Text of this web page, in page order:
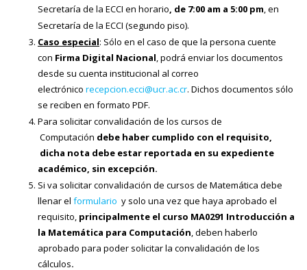
Secretaría de la ECCI en horario, de 7:00 am a 5:00 pm, en
Secretaría de la ECCI (segundo piso).
Caso especial: Sólo en el caso de que la persona cuente
con Firma Digital Nacional, podrá enviar los documentos
desde su cuenta institucional al correo
electrónico recepcion.ecci@ucr.ac.cr. Dichos documentos sólo
se reciben en formato PDF.
Para solicitar convalidación de los cursos de
Computación debe haber cumplido con el requisito,
dicha nota debe estar reportada en su expediente
académico, sin excepción.
Si va solicitar convalidación de cursos de Matemática debe
llenar el formulario y solo una vez que haya aprobado el
requisito, principalmente el curso MA0291 Introducción a
la Matemática para Computación, deben haberlo
aprobado para poder solicitar la convalidación de los
cálculos.